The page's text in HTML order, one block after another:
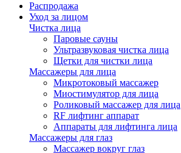
Распродажа
Уход за лицом
Чистка лица
Паровые сауны
Ультразвуковая чистка лица
Щетки для чистки лица
Массажеры для лица
Микротоковый массажер
Миостимулятор для лица
Роликовый массажер для лица
RF лифтинг аппарат
Аппараты для лифтинга лица
Массажеры для глаз
Массажер вокруг глаз